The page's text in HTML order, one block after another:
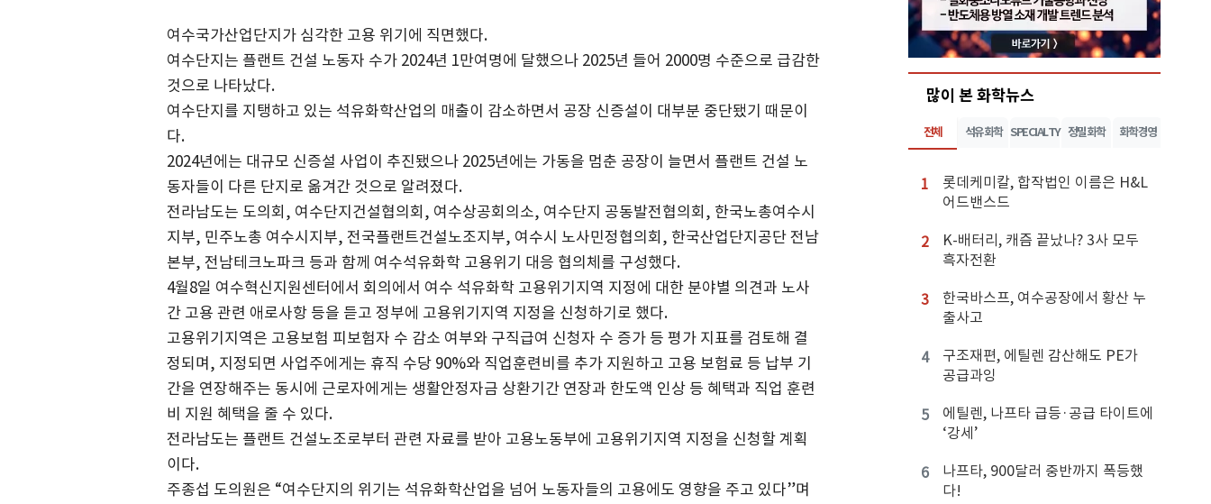
여수국가산업단지가 심각한 고용 위기에 직면했다.
여수단지는 플랜트 건설 노동자 수가 2024년 1만여명에 달했으나 2025년 들어 2000명 수준으로 급감한
것으로 나타났다.
여수단지를 지탱하고 있는 석유화학산업의 매출이 감소하면서 공장 신증설이 대부분 중단됐기 때문이
다.
2024년에는 대규모 신증설 사업이 추진됐으나 2025년에는 가동을 멈춘 공장이 늘면서 플랜트 건설 노
동자들이 다른 단지로 옮겨간 것으로 알려졌다.
전라남도는 도의회, 여수단지건설협의회, 여수상공회의소, 여수단지 공동발전협의회, 한국노총여수시
지부, 민주노총 여수시지부, 전국플랜트건설노조지부, 여수시 노사민정협의회, 한국산업단지공단 전남
본부, 전남테크노파크 등과 함께 여수석유화학 고용위기 대응 협의체를 구성했다.
4월8일 여수혁신지원센터에서 회의에서 여수 석유화학 고용위기지역 지정에 대한 분야별 의견과 노사
간 고용 관련 애로사항 등을 듣고 정부에 고용위기지역 지정을 신청하기로 했다.
고용위기지역은 고용보험 피보험자 수 감소 여부와 구직급여 신청자 수 증가 등 평가 지표를 검토해 결
정되며, 지정되면 사업주에게는 휴직 수당 90%와 직업훈련비를 추가 지원하고 고용 보험료 등 납부 기
간을 연장해주는 동시에 근로자에게는 생활안정자금 상환기간 연장과 한도액 인상 등 혜택과 직업 훈련
비 지원 혜택을 줄 수 있다.
전라남도는 플랜트 건설노조로부터 관련 자료를 받아 고용노동부에 고용위기지역 지정을 신청할 계획
이다.
주종섭 도의원은 “여수단지의 위기는 석유화학산업을 넘어 노동자들의 고용에도 영향을 주고 있다”며
많이 본 화학뉴스
전체 석유화학 SPECIALTY 정밀화학 화학경영
1
롯데케미칼, 합작법인 이름은 H&L
어드밴스드
2
K-배터리, 캐즘 끝났나? 3사 모두
흑자전환
3
한국바스프, 여수공장에서 황산 누
출사고
4
구조재편, 에틸렌 감산해도 PE가
공급과잉
5
에틸렌, 나프타 급등·공급 타이트에
‘강세’
6
나프타, 900달러 중반까지 폭등했
다!